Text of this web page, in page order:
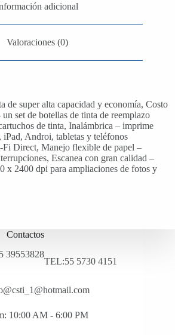
adicional
Valoraciones (0)
de super alta capacidad y economía, Costo
set de botellas de tinta de reemplazo
de tinta, Inalámbrica – imprime
iPad, Androi, tabletas y teléfonos
Direct, Manejo flexible de papel –
Escanea con gran calidad –
x 2400 dpi para ampliaciones de fotos y
Contactos
39553828
TEL:55 5730 4151
10:00 AM - 6:00 PM